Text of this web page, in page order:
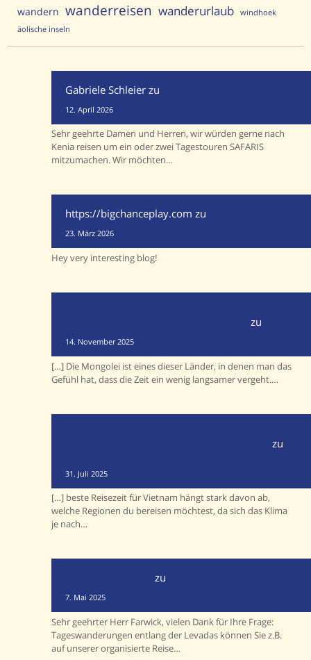
wandern wanderreisen wanderurlaub
windhoek
äolische inseln
Gabriele Schleierzu
12. April 2026
Sehr geehrte Damen und Herren, wir würden gerne nach
Kenia reisen um ein oder zwei Tagestouren SAFARIS
mitzumachen. Wir möchten…
https://bigchanceplay.com zu
Mongolei-Reisen?
23. März 2026
Hey very interesting blog!
zu
14. November 2025
[…] Die Mongolei ist eines dieser Länder, in denen man das
Gefühl hat, dass die Zeit ein wenig langsamer vergeht.…
zu
31. Juli 2025
[…] beste Reisezeit für Vietnam hängt stark davon ab,
welche Regionen du bereisen möchtest, da sich das Klima
je nach…
zu
7. Mai 2025
Sehr geehrter Herr Farwick, vielen Dank für Ihre Frage:
Tageswanderungen entlang der Levadas können Sie z.B.
auf unserer organisierte Reise…